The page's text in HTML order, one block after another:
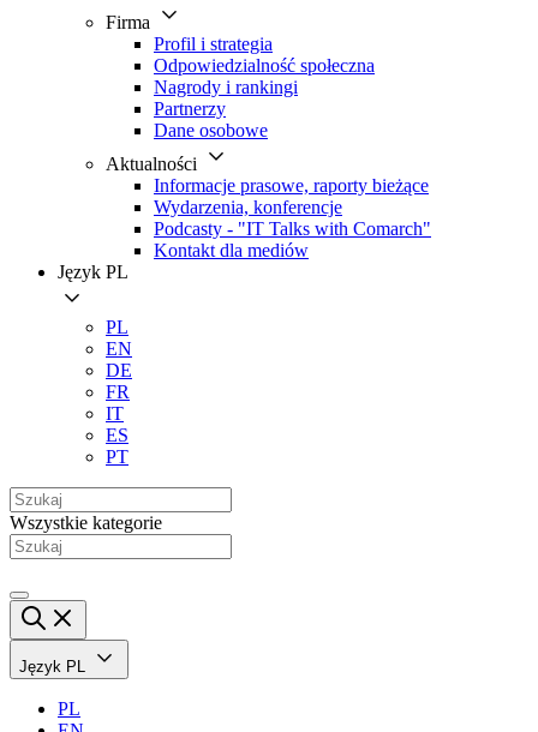
Firma
Profil i strategia
Odpowiedzialność społeczna
Nagrody i rankingi
Partnerzy
Dane osobowe
Aktualności
Informacje prasowe, raporty bieżące
Wydarzenia, konferencje
Podcasty - "IT Talks with Comarch"
Kontakt dla mediów
Język PL
PL
EN
DE
FR
IT
ES
PT
Wszystkie kategorie
Język PL
PL